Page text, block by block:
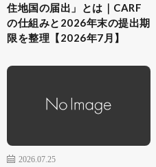
住地国の届出」とは｜CARF
の仕組みと2026年末の提出期
限を整理【2026年7月】
2026.07.25